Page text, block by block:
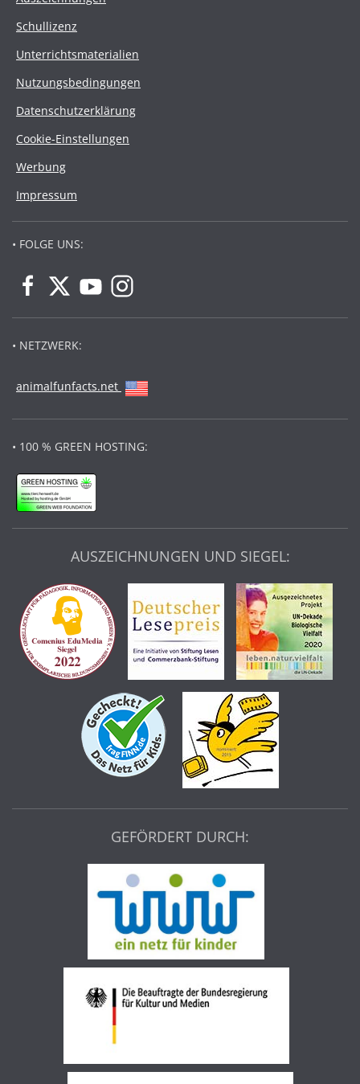
Schullizenz
Unterrichtsmaterialien
Nutzungsbedingungen
Datenschutzerklärung
Cookie-Einstellungen
Werbung
Impressum
• FOLGE UNS:
• NETZWERK:
animalfunfacts.net
• 100 % GREEN HOSTING:
AUSZEICHNUNGEN UND SIEGEL:
GEFÖRDERT DURCH: